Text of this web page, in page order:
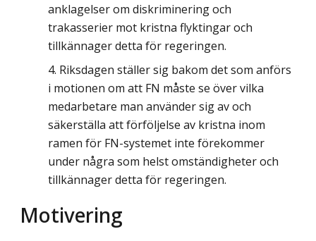
anklagelser om diskriminering och
trakasserier mot kristna flyktingar och
tillkännager detta för regeringen.
Riksdagen ställer sig bakom det som anförs
i motionen om att FN måste se över vilka
medarbetare man använder sig av och
säkerställa att förföljelse av kristna inom
ramen för FN-systemet inte förekommer
under några som helst omständigheter och
tillkännager detta för regeringen.
Motivering